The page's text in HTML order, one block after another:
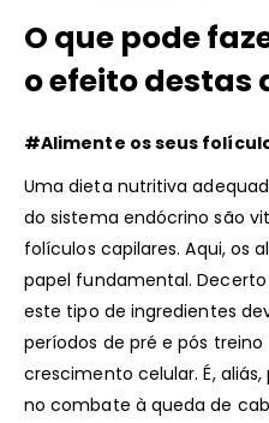
O que pode
o efeito destas
#Alimente os seus
Uma dieta nutritiva
do sistema endócrino são
folículos capilares. Aqui, os
papel fundamental.
este tipo de ingredientes
períodos de pré e pós
crescimento celular. É,
no combate à queda de